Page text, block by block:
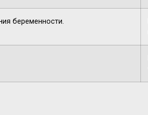
беременности.